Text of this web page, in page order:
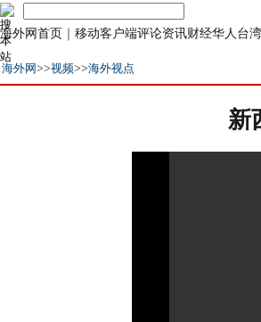
海外网首页 ｜ 移动客户端评论资讯财经华人 台湾
海外网>>视频>>海外视点
新